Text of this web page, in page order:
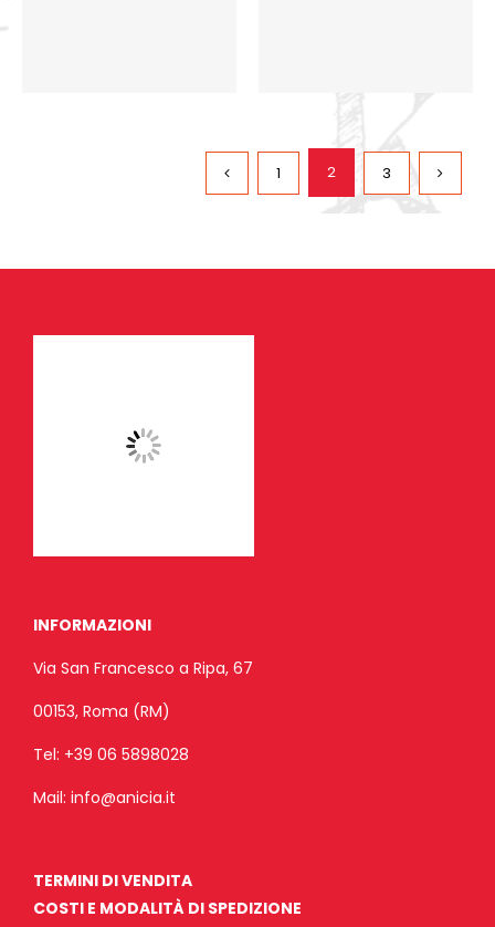
1 2 3
INFORMAZIONI
Via San Francesco a Ripa, 67
00153, Roma (RM)
Tel: +39 06 5898028
Mail: info@anicia.it
TERMINI DI VENDITA
COSTI E MODALITÀ DI SPEDIZIONE